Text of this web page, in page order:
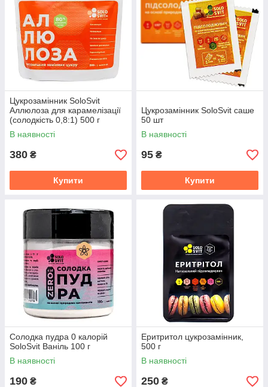
Цукрозамінник SoloSvit
Аллюлоза для карамелізації
(солодкість 0,8:1) 500 г
В наявності
380 ₴
Купити
Цукрозамінник SoloSvit саше
50 шт
В наявності
95 ₴
Купити
Солодка пудра 0 калорій
SoloSvit Ваніль 100 г
В наявності
190 ₴
Еритритол цукрозамінник,
500 г
В наявності
250 ₴